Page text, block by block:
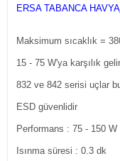
ERSA TABANCA HAVYA
Maksimum sıcaklık =
15 - 75 W'ya karşılık gelir
832 ve 842 serisi uçlar
ESD güvenlidir
Performans : 75 - 150 W
Isınma süresi : 0.3 dk